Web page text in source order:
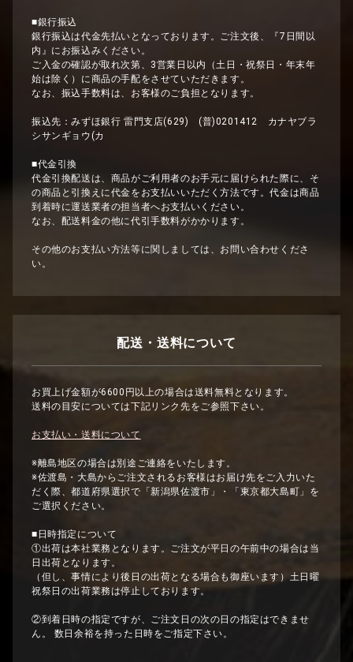
■銀行振込
銀行振込は代金先払いとなっております。ご注文後、『7日間以
内』にお振込みください。
ご入金の確認が取れ次第、3営業日以内（土日・祝祭日・年末年
始は除く）に商品の手配をさせていただきます。
なお、振込手数料は、お客様のご負担となります。
振込先：みずほ銀行 雷門支店(629) (普)0201412 カナヤブラ
シサンギョウ(カ
■代金引換
代金引換配送は、商品がご利用者のお手元に届けられた際に、そ
の商品と引換えに代金をお支払いいただく方法です。代金は商品
到着時に運送業者の担当者へお支払いください。
なお、配送料金の他に代引手数料がかかります。
その他のお支払い方法等に関しましては、お問い合わせくださ
い。
配送・送料について
お買上げ金額が6600円以上の場合は送料無料となります。
送料の目安については下記リンク先をご参照下さい。
お支払い・送料について
※離島地区の場合は別途ご連絡をいたします。
※佐渡島・大島からご注文されるお客様はお届け先をご入力いた
だく際、都道府県選択で「新潟県佐渡市」・「東京都大島町」を
ご選択ください。
■日時指定について
①出荷は本社業務となります。ご注文が平日の午前中の場合は当
日出荷となります。
（但し、事情により後日の出荷となる場合も御座います）土日曜
祝祭日の出荷業務は停止しております。
②到着日時の指定ですが、ご注文日の次の日の指定はできませ
ん。 数日余裕を持った日時をご指定下さい。